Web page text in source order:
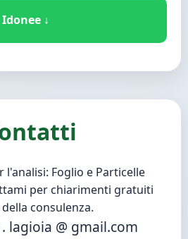
↓
Rete Natura 2000
Vigneti, oliveti e frutteti
Siti UNESCO, aree
tutelati dal Codice dei
l'analisi: Foglio e Particelle
per chiarimenti gratuiti
consulenza.
lagioia @ gmail.com